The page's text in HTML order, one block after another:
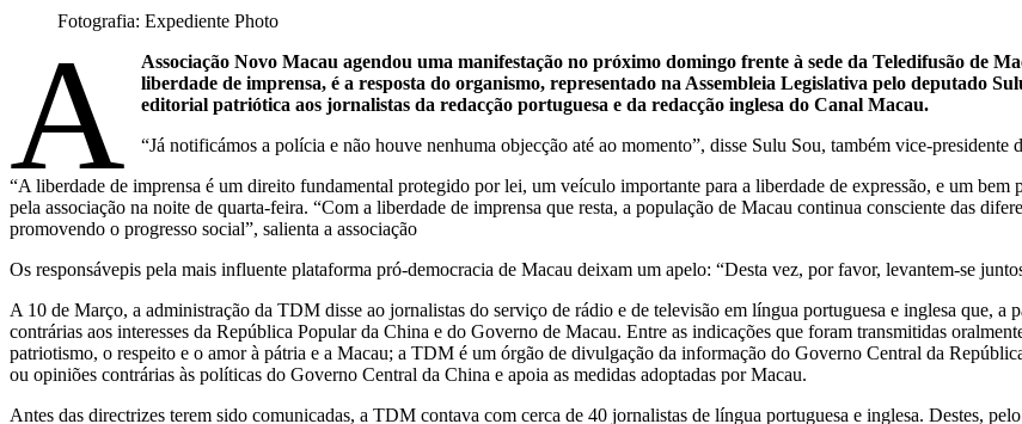
Fotografia: Expediente Photo
A
Associação Novo Macau agendou uma manifestação no próximo domingo frente à sede da Teledifusão de
liberdade de imprensa, é a resposta do organismo, representado na Assembleia Legislativa pelo deputado
editorial patriótica aos jornalistas da redacção portuguesa e da redacção inglesa do Canal Macau.
“Já notificámos a polícia e não houve nenhuma objecção até ao momento”, disse Sulu Sou, também vice-
“A liberdade de imprensa é um direito fundamental protegido por lei, um veículo importante para a liberdade de expressão, e um
pela associação na noite de quarta-feira. “Com a liberdade de imprensa que resta, a população de Macau continua consciente das
promovendo o progresso social”, salienta a associação
Os responsávepis pela mais influente plataforma pró-democracia de Macau deixam um apelo: “Desta vez, por favor, levantem-se
A 10 de Março, a administração da TDM disse ao jornalistas do serviço de rádio e de televisão em língua portuguesa e inglesa que,
contrárias aos interesses da República Popular da China e do Governo de Macau. Entre as indicações que foram transmitidas
patriotismo, o respeito e o amor à pátria e a Macau; a TDM é um órgão de divulgação da informação do Governo Central da
ou opiniões contrárias às políticas do Governo Central da China e apoia as medidas adoptadas por Macau.
Antes das directrizes terem sido comunicadas, a TDM contava com cerca de 40 jornalistas de língua portuguesa e inglesa. Destes, pelo